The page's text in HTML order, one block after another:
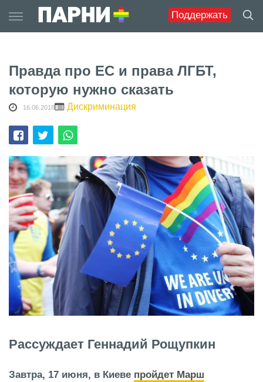
Поддержать
to
content
Правда про ЕС и права ЛГБТ,
которую нужно сказать
16.06.2018 Дискриминация
Рассуждает Геннадий Рощупкин
Завтра, 17 июня, в Киеве пройдет Марш